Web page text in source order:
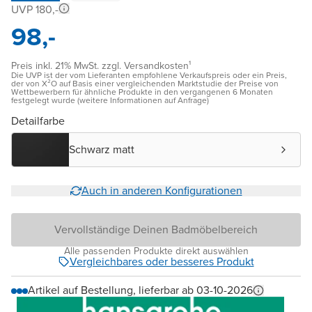
UVP 180,-
98,-
Preis inkl. 21% MwSt. zzgl. Versandkosten¹
Die UVP ist der vom Lieferanten empfohlene Verkaufspreis oder ein Preis,
der von X²O auf Basis einer vergleichenden Marktstudie der Preise von
Wettbewerbern für ähnliche Produkte in den vergangenen 6 Monaten
festgelegt wurde (weitere Informationen auf Anfrage)
Detailfarbe
Schwarz matt
Auch in anderen Konfigurationen
Vervollständige Deinen Badmöbelbereich
Alle passenden Produkte direkt auswählen
Vergleichbares oder besseres Produkt
Artikel auf Bestellung, lieferbar ab 03-10-2026